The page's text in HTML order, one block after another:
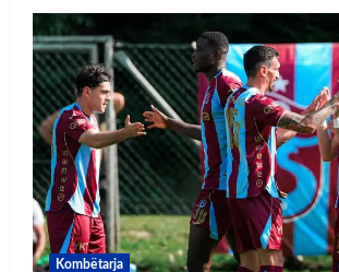
Kombëtarja